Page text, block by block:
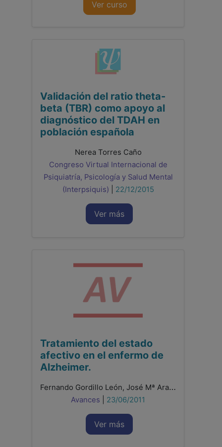
Ver curso
Validación del ratio theta-
beta (TBR) como apoyo al
diagnóstico del TDAH en
población española
Nerea Torres Caño
Congreso Virtual Internacional de
Psiquiatría, Psicología y Salud Mental
(Interpsiquis)
22/12/2015
Ver más
Tratamiento del estado
afectivo en el enfermo de
Alzheimer.
Fernando Gordillo León, José Mª Arana Martínez, Lilia Mestas Hernández
Avances 23/06/2011
Ver más